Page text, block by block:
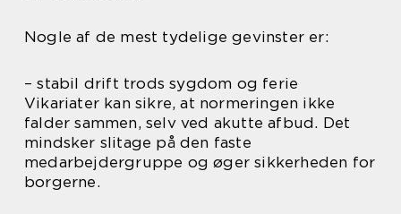
Nogle af de mest tydelige gevinster er:
– stabil drift trods sygdom og ferie
Vikariater kan sikre, at normeringen ikke
falder sammen, selv ved akutte afbud. Det
mindsker slitage på den faste
medarbejdergruppe og øger sikkerheden for
borgerne.